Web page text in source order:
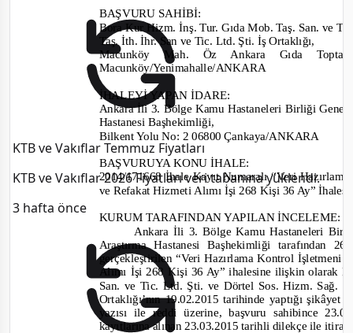
KTB ve Vakıflar Temmuz Fiyatları
KTB ve Vakıflar 2026 Fiyatları veri tabanına yüklendi.
3 hafta önce
BAŞVURU SAHİBİ:
Bora Kur Hizm. İnş. Tur. Gıda Mob. Taş. San. ve
Taş. İth. İhr. San ve Tic. Ltd. Şti. İş Ortaklığı,
Macunköy Mah. Öz Ankara Gıda
Macunköy/Yenimahalle/ANKARA
İHALEYİ YAPAN İDARE:
Ankara İli 3. Bölge Kamu Hastaneleri Birliği
Hastanesi Başhekimliği,
Bilkent Yolu No: 2 06800 Çankaya/ANKARA
BAŞVURUYA KONU İHALE:
2014/171668İhale Kayıt Numaralı “Veri
ve Refakat Hizmeti Alımı İşi 268 Kişi 36 Ay”
KURUMTARAFINDAN YAPILAN İNCELEME:
Ankara İli 3. Bölge Kamu Hastaneleri
Araştırma Hastanesi Başhekimliği tarafından
gerçekleştirilen “Veri Hazırlama Kontrol İşletmeni
Alımı İşi 268 Kişi 36 Ay”ihalesine ilişkin olarak
San. ve Tic. Ltd. Şti. ve Dörtel Sos. Hizm. Sağ.
Ortaklığı’nın19.02.2015 tarihinde yaptığı şikâyet
yazısı ile reddi üzerine, başvuru sahibince
kayıtlarına alınan 23.03.2015 tarihli dilekçe ile